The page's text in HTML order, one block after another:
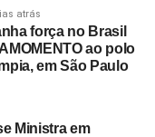
atrás
força no Brasil
ao polo
em São Paulo
Ministra em